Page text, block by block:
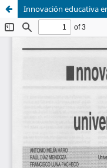
Innovación educativa